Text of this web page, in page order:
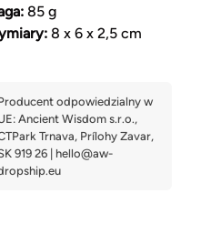
85 g
8 x 6 x 2,5 cm